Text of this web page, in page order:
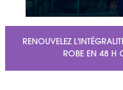
RENOUVELEZ
ROBE EN 48 H